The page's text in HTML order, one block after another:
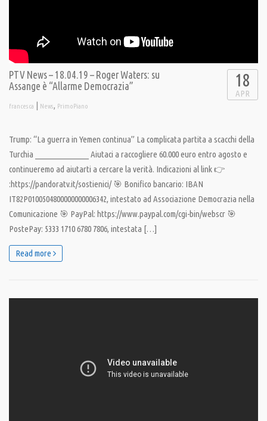
PTV News – 18.04.19 – Roger Waters: su
Assange è “Allarme Democrazia”
francesca | News, PrimoPiano
18
APR
Trump: “La guerra in Yemen continua” La complicata partita a scacchi della
Turchia _______________ Aiutaci a raccogliere 60.000 euro entro agosto e
continueremo ad aiutarti a cercare la verità. Indicazioni al link 👉
:https://pandoratv.it/sostienici/ 🎯 Bonifico bancario: IBAN
IT82P0100504800000000006342, intestato ad Associazione Democrazia nella
Comunicazione 🎯 PayPal: https://www.paypal.com/cgi-bin/webscr 🎯
PostePay: 5333 1710 6780 7806, intestata […]
Read more